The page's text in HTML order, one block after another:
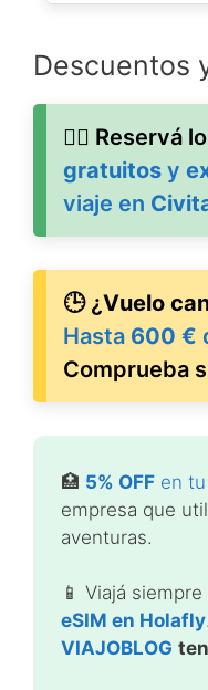
Descuentos
🚶‍♂️ Reservá
gratuitos y
viaje en
🕒 ¿Vuelo
Hasta 600 €
Comprueba
🏥 5% OFF en
empresa que
aventuras.
📱 Viajá
eSIM en Holafly
VIAJOBLOG